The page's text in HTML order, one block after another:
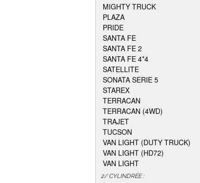
MIGHTY TRUCK
PLAZA
PRIDE
SANTA FE
SANTA FE 2
SANTA FE 4*4
SATELLITE
SONATA SERIE 5
STAREX
TERRACAN
TERRACAN (4WD)
TRAJET
TUCSON
VAN LIGHT (DUTY TRUCK)
VAN LIGHT (HD72)
VAN LIGHT
2/ CYLINDRÉE :